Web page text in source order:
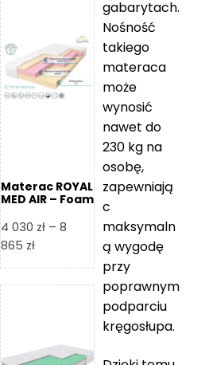
3
749 zł
Materac ROYAL
MED AIR – Foam
4 030 zł – 8
865 złZakres
od
8
gabarytach.
Nośność
takiego
materaca
może
wynosić
nawet do
230 kg na
osobę,
zapewniają
c
maksymaln
ą wygodę
przy
poprawnym
podparciu
kręgosłupa.